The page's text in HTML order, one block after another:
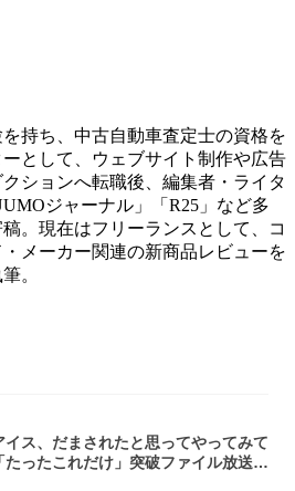
持ち、中古自動車査定士の資格を
として、ウェブサイト制作や広告
ションへ転職後、編集者・ライタ
ジャーナル」「R25」など多
。現在はフリーランスとして、コ
メーカー関連の新商品レビューを
。
イス、だまされたと思ってやってみて
「たったこれだけ」突破ファイル放送で